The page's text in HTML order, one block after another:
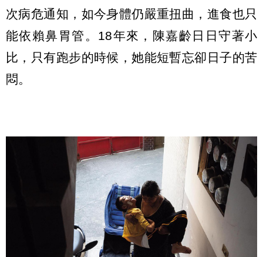
次病危通知，如今身體仍嚴重扭曲，進食也只
能依賴鼻胃管。18年來，陳嘉齡日日守著小
比，只有跑步的時候，她能短暫忘卻日子的苦
悶。